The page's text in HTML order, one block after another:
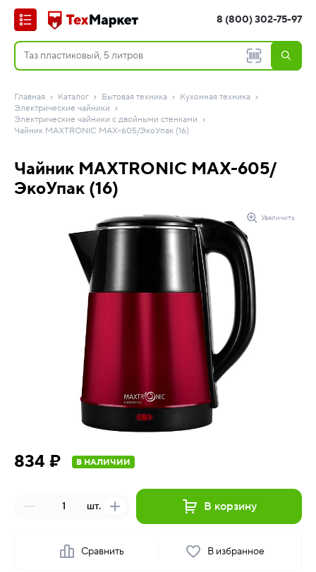
8 (800) 302-75-97
Главная Каталог Бытовая техника
Кухонная техника
Электрические чайники
Электрические чайники с двойными стенками
Чайник MAXTRONIC MAX-605/ЭкоУпак (16)
Чайник MAXTRONIC MAX-605/
ЭкоУпак (16)
Увеличить
834 ₽ В НАЛИЧИИ
шт. В корзину
Сравнить В избранное